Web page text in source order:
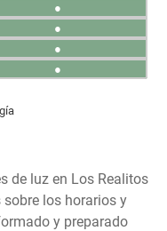
●
●
●
●
de luz en Los Realitos
los horarios y
y preparado